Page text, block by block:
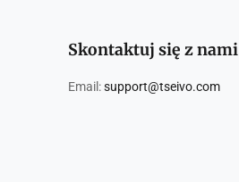
Skontaktuj się z nami
Email:support@tseivo.com